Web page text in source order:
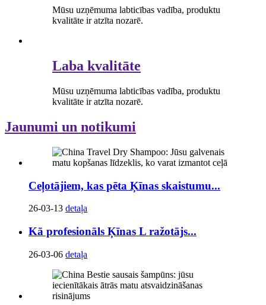
Mūsu uzņēmuma labticības vadība, produktu
kvalitāte ir atzīta nozarē.
Laba kvalitāte
Mūsu uzņēmuma labticības vadība, produktu
kvalitāte ir atzīta nozarē.
Jaunumi un notikumi
Ceļotājiem, kas pēta Ķīnas skaistumu...
26-03-13 detaļa
Kā profesionāls Ķīnas L ražotājs...
26-03-06 detaļa